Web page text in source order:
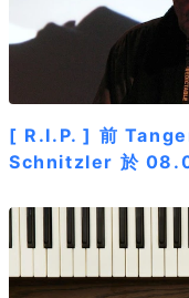
[ R.I.P. ] 前
Schnitzler 於